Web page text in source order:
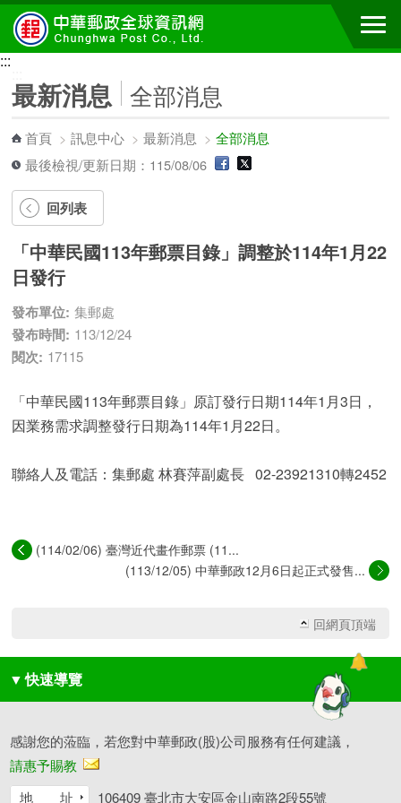
跳到主要內容區塊
:::
最新消息 全部消息
首頁 >訊息中心 >最新消息 >全部消息
最後檢視/更新日期：115/08/06
回列表
「中華民國113年郵票目錄」調整於114年1月22
日發行
發布單位: 集郵處
發布時間: 113/12/24
閱次: 17115
「中華民國113年郵票目錄」原訂發行日期114年1月3日，
因業務需求調整發行日期為114年1月22日。
聯絡人及電話：集郵處 林賽萍副處長 02-23921310轉2452
(114/02/06) 臺灣近代畫作郵票 (11...
(113/12/05) 中華郵政12月6日起正式發售...
回網頁頂端
▼ 快速導覽
感謝您的蒞臨，若您對中華郵政(股)公司服務有任何建議，
請惠予賜教
地 址
106409 臺北市大安區金山南路2段55號